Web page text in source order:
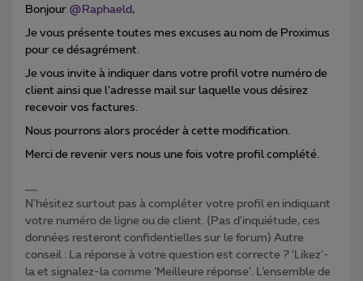
Bonjour @Raphaeld ,
Je vous présente toutes mes excuses au nom de Proximus
pour ce désagrément.
Je vous invite à indiquer dans votre profil votre numéro de
client ainsi que l’adresse mail sur laquelle vous désirez
recevoir vos factures.
Nous pourrons alors procéder à cette modification.
Merci de revenir vers nous une fois votre profil complété.
N'hésitez surtout pas à compléter votre profil en indiquant
votre numéro de ligne ou de client. (Pas d'inquiétude, ces
données resteront confidentielles sur le forum) Autre
conseil : La réponse à votre question est correcte ? ‘Likez’-
la et signalez-la comme ‘Meilleure réponse’. L’ensemble de